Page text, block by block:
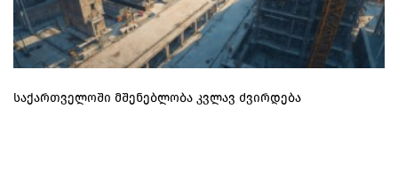
საქართველოში მშენებლობა კვლავ ძვირდება